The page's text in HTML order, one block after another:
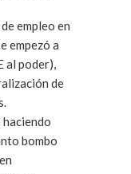
empleo en
empezó a
al poder),
de
bombo